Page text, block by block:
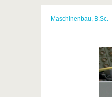
Strukturwandel
Maschinenbau, B.Sc.